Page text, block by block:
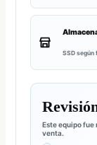
SSD según
Este equipo fue
venta.